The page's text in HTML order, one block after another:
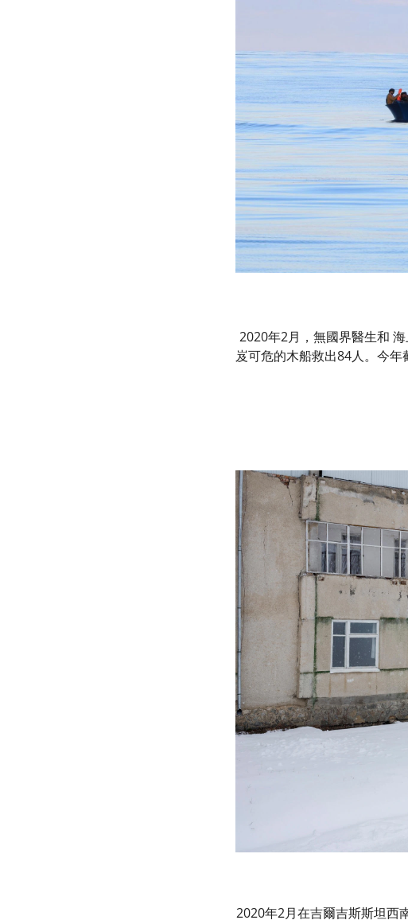
2020年2月，無國界醫生和
岌可危的木船救出84人。今
2020年2月在吉爾吉斯斯坦西